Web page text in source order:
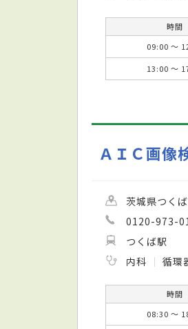
時間
09:00 ～
13:00 ～
ＡＩＣ画像
茨城県つく
0120-973-
つくば駅
内科
循環
時間
08:30 ～